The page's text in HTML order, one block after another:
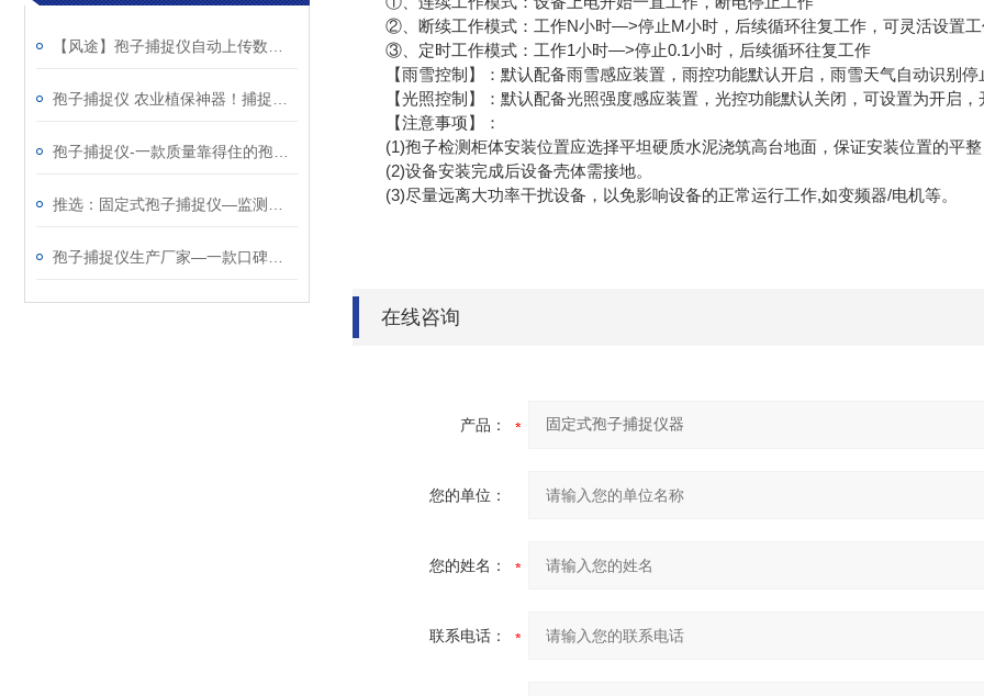
②、断续工作模式：工作N小时—>停止M小时，后续循环往复工作，可灵活设置工
③、定时工作模式：工作1小时—>停止0.1小时，后续循环往复工作
【雨雪控制】：默认配备雨雪感应装置，雨控功能默认开启，雨雪天气自动识别停
【光照控制】：默认配备光照强度感应装置，光控功能默认关闭，可设置为开启，
【注意事项】：
(1)孢子检测柜体安装位置应选择平坦硬质水泥浇筑高台地面，保证安装位置的平整
(2)设备安装完成后设备壳体需接地。
(3)尽量远离大功率干扰设备，以免影响设备的正常运行工作,如变频器/电机等。
在线咨询
产品：
您的单位：
您的姓名：
联系电话：